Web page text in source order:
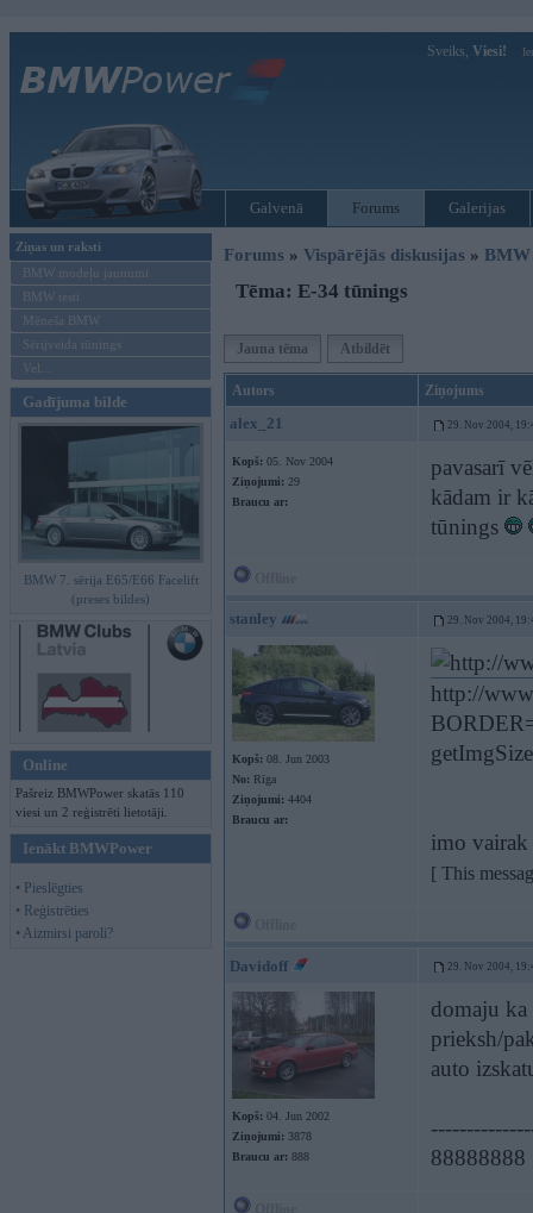
Sveiks, Viesi!
Galvenā Forums Galerijas
Ziņas un raksti
BMW modeļu jaunumi
BMW testi
Mēneša BMW
Sērijveida tūnings
Vel...
Gadījuma bilde
BMW 7. sērija E65/E66 Facelift
(preses bildes)
Online
Pašreiz BMWPower skatās 110
viesi un 2 reģistrēti lietotāji.
Ienākt BMWPower
• Pieslēgties
• Reģistrēties
• Aizmirsi paroli?
Forums » Vispārējās diskusijas » BMW
Tēma: E-34 tūnings
Jauna tēma Atbildēt
Autors Ziņojums
alex_21 29. Nov 2004,
Kopš: 05. Nov 2004
Ziņojumi: 29
Braucu ar:
pavasarī
kādam ir
tūnings
stanley 29. Nov 2004,
Kopš: 08. Jun 2003
No: Rīga
Ziņojumi: 4404
Braucu ar:
http://
imo vairak
[ This
Davidoff 29. Nov 2004,
Kopš: 04. Jun 2002
Ziņojumi: 3878
Braucu ar: 888
domaju
prieksh/
auto
88888888